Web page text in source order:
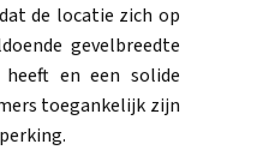
de locatie zich op
gevelbreedte
en een solide
toegankelijk zijn